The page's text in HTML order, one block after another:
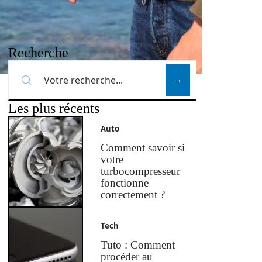
Recherche
Les plus récents
Auto
Comment savoir si
votre
turbocompresseur
fonctionne
correctement ?
Tech
Tuto : Comment
procéder au